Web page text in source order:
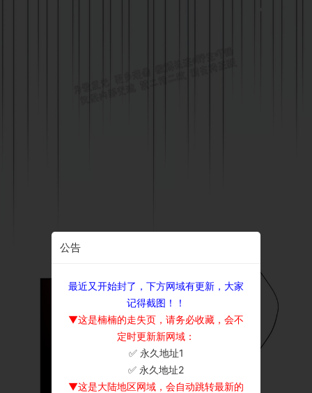
公告
最近又开始封了，下方网域有更新，大家
记得截图！！
▼这是楠楠的走失页，请务必收藏，会不
定时更新新网域：
✅ 永久地址1
✅ 永久地址2
▼这是大陆地区网域，会自动跳转最新的